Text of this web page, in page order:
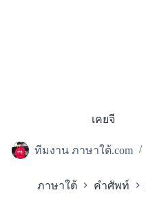
เคยจี
ทีมงาน ภาษาใต้.com
ภาษาใต้ คำศัพท์